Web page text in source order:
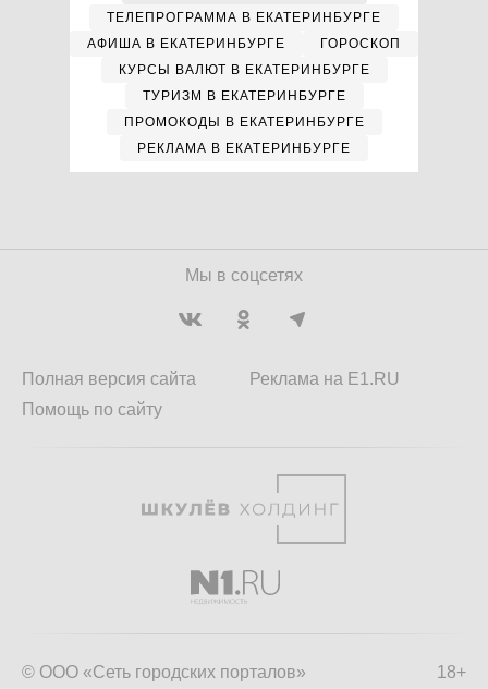
ТЕЛЕПРОГРАММА В ЕКАТЕРИНБУРГЕ
АФИША В ЕКАТЕРИНБУРГЕ
ГОРОСКОП
КУРСЫ ВАЛЮТ В ЕКАТЕРИНБУРГЕ
ТУРИЗМ В ЕКАТЕРИНБУРГЕ
ПРОМОКОДЫ В ЕКАТЕРИНБУРГЕ
РЕКЛАМА В ЕКАТЕРИНБУРГЕ
Мы в соцсетях
Полная версия сайта
Помощь по сайту
Реклама на E1.RU
18+
© ООО «Сеть городских порталов»